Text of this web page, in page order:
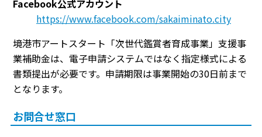
Facebook公式アカウント
https://www.facebook.com/sakaiminato.city
境港市アートスタート「次世代鑑賞者育成事業」支援事
業補助金は、電子申請システムではなく指定様式による
書類提出が必要です。申請期限は事業開始の30日前まで
となります。
お問合せ窓口